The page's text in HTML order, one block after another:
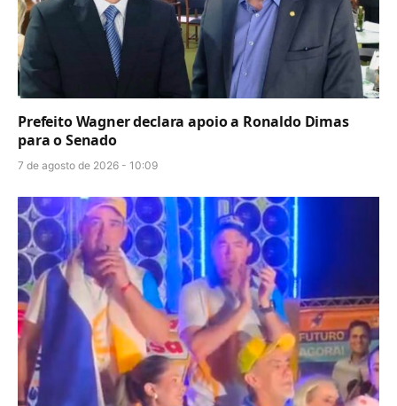
Prefeito Wagner declara apoio a Ronaldo Dimas
para o Senado
7 de agosto de 2026 - 10:09